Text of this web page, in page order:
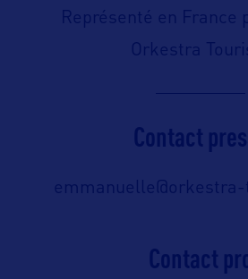
Représenté en France
Orkestra
Contact
Contact